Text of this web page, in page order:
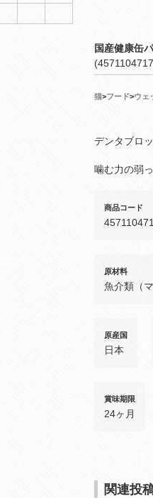
国産健康缶
猫>フード>ウェ
デンタブロ
噛む力の弱
商品コード
原材料
魚介類（
原産国
日本
賞味期限
24ヶ月
関連投